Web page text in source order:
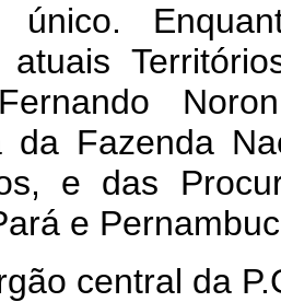
único.
da Fazenda
e das
e
central da